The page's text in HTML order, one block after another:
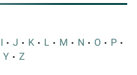
I J K L M N O
P
Y Z